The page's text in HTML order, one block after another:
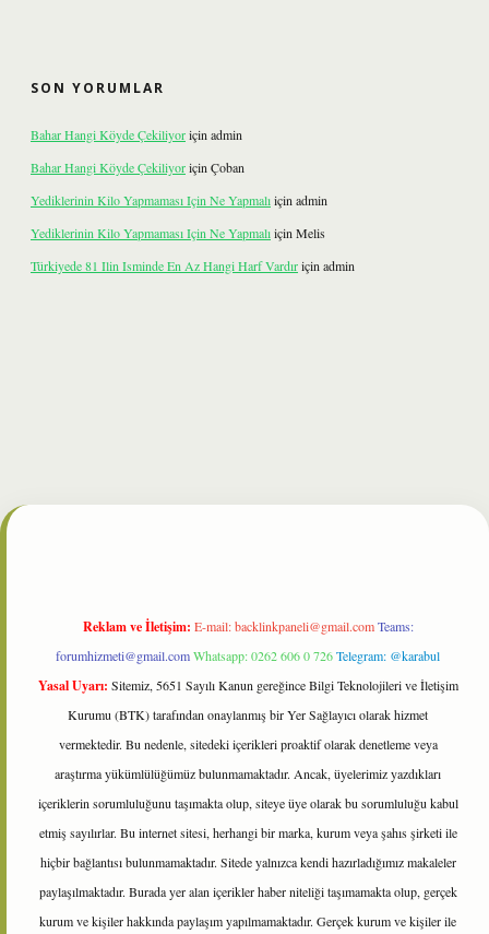
SON YORUMLAR
Bahar Hangi Köyde Çekiliyoriçin admin
Bahar Hangi Köyde Çekiliyoriçin Çoban
Yediklerinin Kilo Yapmaması Için Ne Yapmalıiçin admin
Yediklerinin Kilo Yapmaması Için Ne Yapmalıiçin Melis
Türkiyede 81 Ilin Isminde En Az Hangi Harf Vardıriçin admin
Reklam ve İletişim: E-mail:backlinkpaneli@gmail.com Teams:
forumhizmeti@gmail.comWhatsapp: 0262 606 0 726Telegram: @karabul
Yasal Uyarı: Sitemiz, 5651 Sayılı Kanun gereğince Bilgi Teknolojileri ve İletişim
Kurumu (BTK) tarafından onaylanmış bir Yer Sağlayıcı olarak hizmet
vermektedir. Bu nedenle, sitedeki içerikleri proaktif olarak denetleme veya
araştırma yükümlülüğümüz bulunmamaktadır. Ancak, üyelerimiz yazdıkları
içeriklerin sorumluluğunu taşımakta olup, siteye üye olarak bu sorumluluğu kabul
etmiş sayılırlar. Bu internet sitesi, herhangi bir marka, kurum veya şahıs şirketi ile
hiçbir bağlantısı bulunmamaktadır. Sitede yalnızca kendi hazırladığımız makaleler
paylaşılmaktadır. Burada yer alan içerikler haber niteliği taşımamakta olup, gerçek
kurum ve kişiler hakkında paylaşım yapılmamaktadır. Gerçek kurum ve kişiler ile